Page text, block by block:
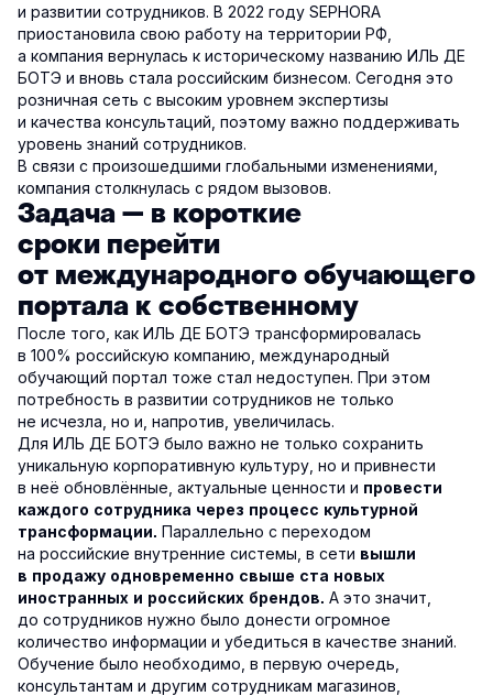
и развитии сотрудников. В 2022 году SEPHORA
приостановила свою работу на территории РФ,
а компания вернулась к историческому названию ИЛЬ ДЕ
БОТЭ и вновь стала российским бизнесом. Сегодня это
розничная сеть с высоким уровнем экспертизы
и качества консультаций, поэтому важно поддерживать
уровень знаний сотрудников.
В связи с произошедшими глобальными изменениями,
компания столкнулась с рядом вызовов.
Задача — в короткие
сроки перейти
от международного обучающего
портала к собственному
После того, как ИЛЬ ДЕ БОТЭ трансформировалась
в 100% российскую компанию, международный
обучающий портал тоже стал недоступен. При этом
потребность в развитии сотрудников не только
не исчезла, но и, напротив, увеличилась.
Для ИЛЬ ДЕ БОТЭ было важно не только сохранить
уникальную корпоративную культуру, но и привнести
в неё обновлённые, актуальные ценности и провести
каждого сотрудника через процесс культурной
трансформации. Параллельно с переходом
на российские внутренние системы, в сети вышли
в продажу одновременно свыше ста новых
иностранных и российских брендов. А это значит,
до сотрудников нужно было донести огромное
количество информации и убедиться в качестве знаний.
Обучение было необходимо, в первую очередь,
консультантам и другим сотрудникам магазинов,